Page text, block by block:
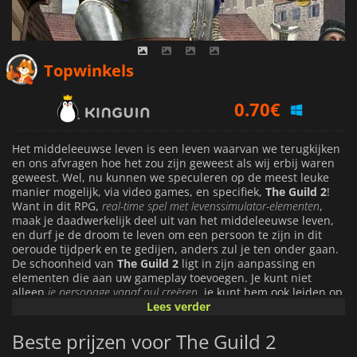
Topwinkels
0.81€
0.72€
Het middeleeuwse leven is een leven waarvan we terugkijken
en ons afvragen hoe het zou zijn geweest als wij erbij waren
geweest. Wel, nu kunnen we speculeren op de meest leuke
manier mogelijk, via video games, en specifiek, The Guild 2!
Want in dit RPG, real-time spel met levenssimulator-elementen,
maak je daadwerkelijk deel uit van het middeleeuwse leven,
en durf je de droom te leven om een persoon te zijn in dit
oeroude tijdperk en te gedijen, anders zul je ten onder gaan.
De schoonheid van The Guild 2 ligt in zijn aanpassing en
elementen die aan uw gameplay toevoegen. Je kunt niet
alleen je personage vanaf nul creëren , je kunt hem ook leiden op
het pad dat je wilt en proberen een succesvol leven te leiden.
te worden? Of wil je een ridder worden? Een die het koninkrijk
met eer en waardigheid zal verdedigen tegen hen die het
Lees verder
Beste prijzen voor The Guild 2